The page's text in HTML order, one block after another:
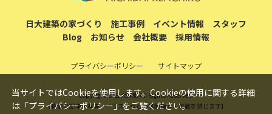
当サイトではCookieを使用します。Cookieの使用に関する詳細
は「プライバシーポリシー」をご覧ください。
日大建築の家づくり 施工事例 イベント情報
スタッフ
Blog
お知らせ 会社概要 採用情報
プライバシーポリシー サイトマップ
Copyright © 日大建築 All Rights Reserved.
【掲載の記事・写真・イラストなどの無断複写・転載を禁じます】